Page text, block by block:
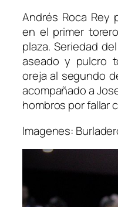
Andrés Roca Rey
en el primer
plaza. Seriedad
aseado y pulcro
oreja al segundo
acompañado a
hombros por fallar
Imagenes: